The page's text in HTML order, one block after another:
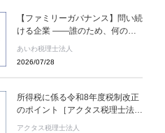
【ファミリーガバナンス】問い続
ける企業 ――誰のため、何のた
あいわ税理士法人
2026/07/28
所得税に係る令和8年度税制改正
のポイント［アクタス税理士法人
News Letter］
アクタス税理士法人